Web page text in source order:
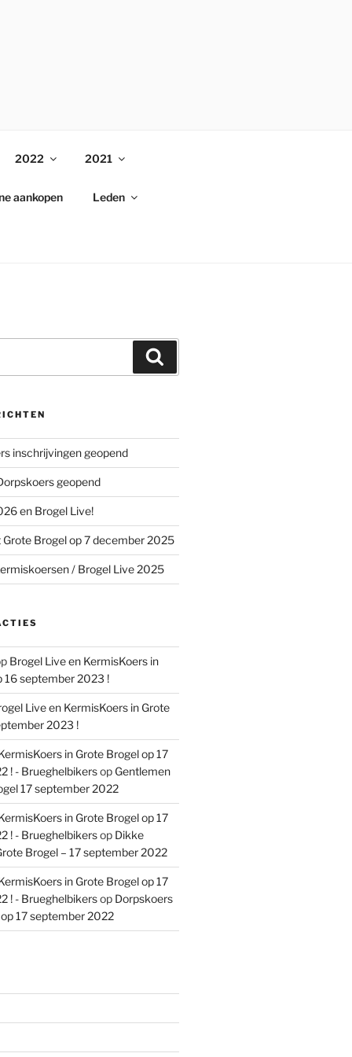
2022 2021
aankopen Leden
inschrijvingen geopend
geopend
en Brogel Live!
Brogel op 7 december 2025
/ Brogel Live 2025
Brogel Live en KermisKoers in
16 september 2023 !
Live en KermisKoers in Grote
2023 !
in Grote Brogel op 17
! - Brueghelbikersop Gentlemen
17 september 2022
in Grote Brogel op 17
! - Brueghelbikersop Dikke
Brogel – 17 september 2022
in Grote Brogel op 17
! - Brueghelbikersop Dorpskoers
17 september 2022